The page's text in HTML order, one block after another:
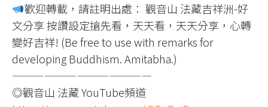
歡迎轉載，請註明出處： 觀音山 法藏吉祥洲-好
文分享 按讚設定搶先看，天天看，天天分享，心轉
變好吉祥! (Be free to use with remarks for
developing Buddhism. Amitabha.)
—————————————
◎觀音山 法藏 YouTube頻道